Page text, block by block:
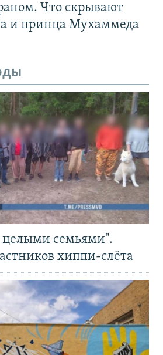
Что скрывают
и принца Мухаммеда
целыми семьями".
хиппи-слёта